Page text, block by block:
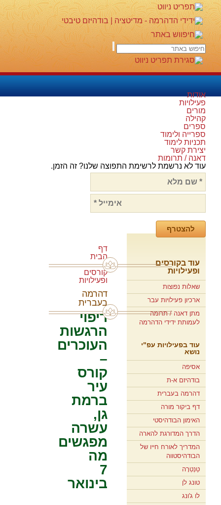
אודות
פעילויות
מורים
קהילה
ספרים
ספרייה ולימוד
תכניות לימוד
יצירת קשר
דאנה / תרומות
עוד לא נרשמת לרשימת התפוצה שלנו? זה הזמן.
עוד בקורסים
ופעילויות
שאלות נפוצות
ארכיון פעילויות עבר
מתן דאנה / תרומה
לעמותת ידידי הדהרמה
עוד בפעילויות עפ"י
נושא
אסיפה
בודהיזם א-ת
דהרמה בעברית
דף ביקור מורה
האימון הבודהיסטי
הדרך המדורגת להארה
המדריך לאורח חייו של
הבודהיסטווה
טַנְטְרָה
טונג לן
לו ג'ונג
דף
הבית
»
קורסים
ופעילויות
דהרמה
בעברית
ריפוי
הרגשות
העוכרים
–
קורס
עיר
ברמת
גן,
עשרה
מפגשים
מה
7
בינואר